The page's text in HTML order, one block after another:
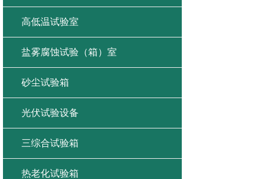
高低温试验室
盐雾腐蚀试验（箱）室
砂尘试验箱
光伏试验设备
三综合试验箱
热老化试验箱